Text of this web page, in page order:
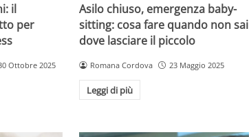
il
per
Ottobre 2025
Asilo chiuso, emergenza baby-
sitting: cosa fare quando non sai
dove lasciare il piccolo
Romana Cordova 23 Maggio 2025
Leggi di più